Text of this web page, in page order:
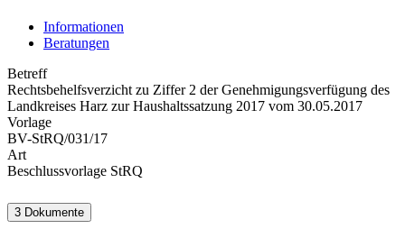
Informationen
Beratungen
Betreff
Rechtsbehelfsverzicht zu Ziffer 2 der Genehmigungsverfügung des
Landkreises Harz zur Haushaltssatzung 2017 vom 30.05.2017
Vorlage
BV-StRQ/031/17
Art
Beschlussvorlage StRQ
3 Dokumente